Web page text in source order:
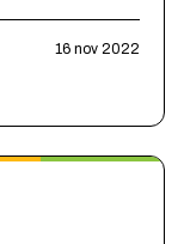
16 nov 2022